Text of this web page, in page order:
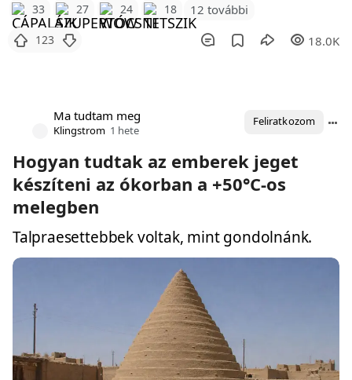
33 27 24 18 12 további
123 18.0K
Ma tudtam meg
Klingstrom 1 hete
Feliratkozom
Hogyan tudtak az emberek jeget
készíteni az ókorban a +50°C-os
melegben
Talpraesettebbek voltak, mint gondolnánk.